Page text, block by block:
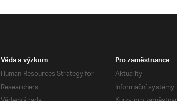
Věda a výzkum
Human Resources Strategy for
Researchers
Pro zaměstnance
Aktuality
Informační systémy